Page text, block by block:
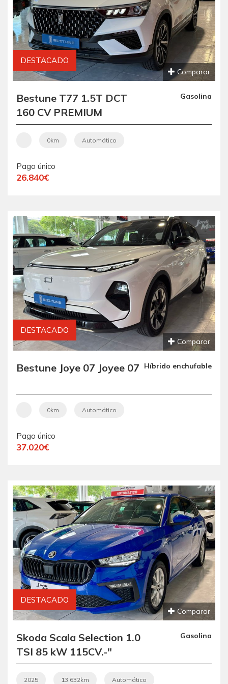
DESTACADO
Comparar
Bestune T77 1.5T DCT
160 CV PREMIUM
Gasolina
0km Automático
Pago único
26.840€
DESTACADO
Comparar
Bestune Joye 07 Joyee 07 Híbrido enchufable
0km Automático
Pago único
37.020€
DESTACADO
Comparar
Skoda Scala Selection 1.0
TSI 85 kW 115CV.-"
AUTOMÁTICO".- "
ETIQUETA C VERDE ".- "
Gasolina
2025 13.632km Automático